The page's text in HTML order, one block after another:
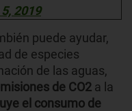
2019
puede ayudar,
de especies
de las aguas,
de CO2 a la
el consumo de